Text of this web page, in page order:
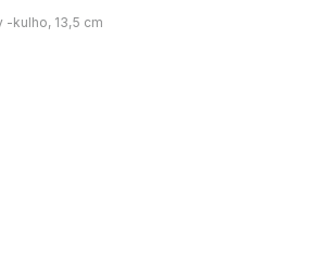
-kulho, 13,5 cm